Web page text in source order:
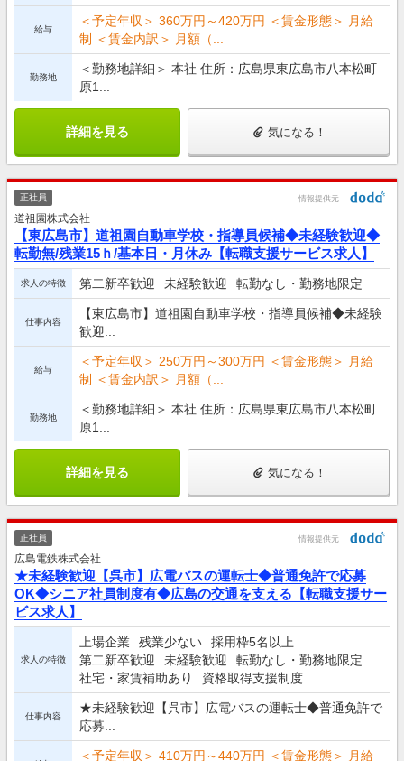
給与
＜予定年収＞ 360万円～420万円 ＜賃金形態＞ 月給
制 ＜賃金内訳＞ 月額（...
勤務地
＜勤務地詳細＞ 本社 住所：広島県東広島市八本松町
原1...
詳細を見る 気になる！
正社員 情報提供元
道祖園株式会社
【東広島市】道祖園自動車学校・指導員候補◆未経験歓迎◆
転勤無/残業15ｈ/基本日・月休み【転職支援サービス求人】
求人の特徴 第二新卒歓迎 未経験歓迎 転勤なし・勤務地限定
仕事内容
【東広島市】道祖園自動車学校・指導員候補◆未経験
歓迎...
給与
＜予定年収＞ 250万円～300万円 ＜賃金形態＞ 月給
制 ＜賃金内訳＞ 月額（...
勤務地
＜勤務地詳細＞ 本社 住所：広島県東広島市八本松町
原1...
詳細を見る 気になる！
正社員 情報提供元
広島電鉄株式会社
★未経験歓迎【呉市】広電バスの運転士◆普通免許で応募
OK◆シニア社員制度有◆広島の交通を支える【転職支援サー
ビス求人】
求人の特徴
上場企業 残業少ない
採用枠5名以上
第二新卒歓迎
未経験歓迎
転勤なし・勤務地限定
社宅・家賃補助あり
資格取得支援制度
仕事内容
★未経験歓迎【呉市】広電バスの運転士◆普通免許で
応募...
＜予定年収＞ 410万円～440万円 ＜賃金形態＞ 月給